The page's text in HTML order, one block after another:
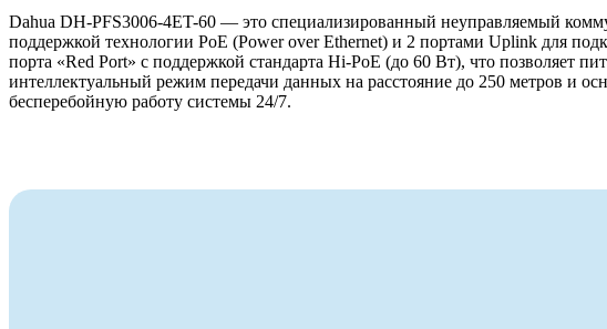
Dahua DH-PFS3006-4ET-60 — это специализированный неуправляемый
поддержкой технологии PoE (Power over Ethernet) и 2 портами Uplink для
порта «Red Port» с поддержкой стандарта Hi-PoE (до 60 Вт), что позволяет
интеллектуальный режим передачи данных на расстояние до 250 метров и
бесперебойную работу системы 24/7.